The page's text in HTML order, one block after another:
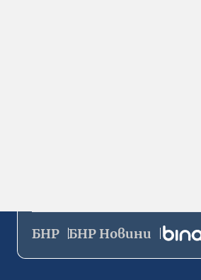
БНР БНР Новини